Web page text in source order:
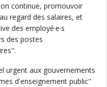
continue, promouvoir
regard des salaires, et
des employé·e·s
des postes
urgent aux gouvernements
d'enseignement public"